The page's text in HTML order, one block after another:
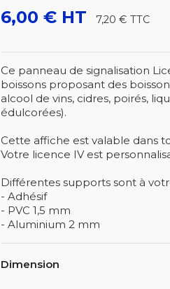
6,00 € HT 7,20 € TTC
Ce panneau de signalisation
boissons proposant des
alcool de vins, cidres, poirés,
édulcorées).
Cette affiche est valable dans
Votre licence IV est
Différentes supports sont à
- Adhésif
- PVC 1,5 mm
- Aluminium 2 mm
Dimension